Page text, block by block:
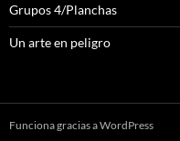
Grupos 4/Planchas
Un arte en peligro
Funciona gracias a WordPress